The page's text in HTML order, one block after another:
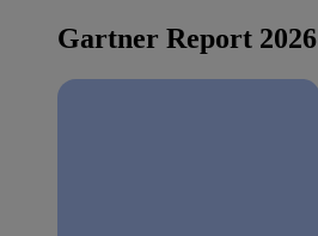
Gartner Report 2026